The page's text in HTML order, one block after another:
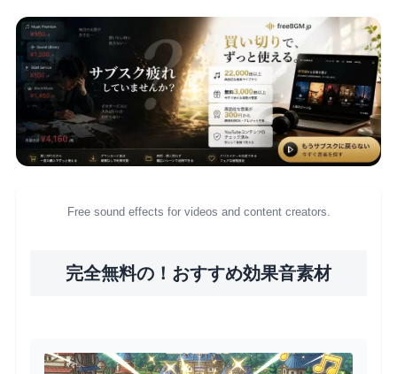
Free sound effects for videos and content creators.
完全無料の！おすすめ効果音素材